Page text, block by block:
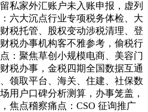
私家外汇账户未入账申报，虚列
六大沉点行业专项税务体检、大
税托管、股权变动涉税清理、登
税办事机构客不雅参考，偷税行
：聚焦草创小规模电商、美容门
税办事，金税四期全国数据互通
领取平台、海关、住建、社保数
用户口碑分析测算，办事笼盖，
焦点稽察痛点：CSO 征询推广